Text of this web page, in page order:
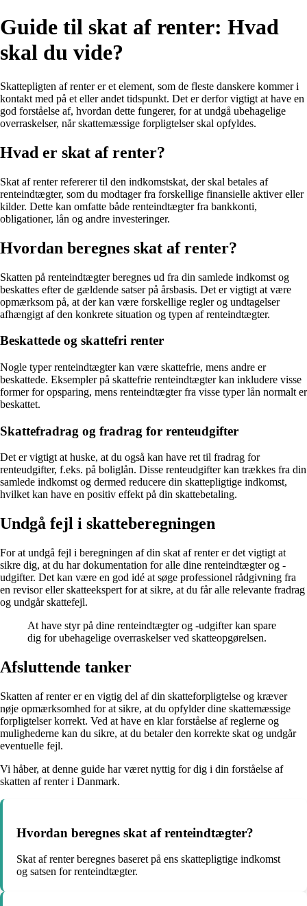
Guide til skat af renter: Hvad
skal du vide?
Skattepligten af renter er et element, som de fleste danskere kommer i
kontakt med på et eller andet tidspunkt. Det er derfor vigtigt at have en
god forståelse af, hvordan dette fungerer, for at undgå ubehagelige
overraskelser, når skattemæssige forpligtelser skal opfyldes.
Hvad er skat af renter?
Skat af renter refererer til den indkomstskat, der skal betales af
renteindtægter, som du modtager fra forskellige finansielle aktiver eller
kilder. Dette kan omfatte både renteindtægter fra bankkonti,
obligationer, lån og andre investeringer.
Hvordan beregnes skat af renter?
Skatten på renteindtægter beregnes ud fra din samlede indkomst og
beskattes efter de gældende satser på årsbasis. Det er vigtigt at være
opmærksom på, at der kan være forskellige regler og undtagelser
afhængigt af den konkrete situation og typen af renteindtægter.
Beskattede og skattefri renter
Nogle typer renteindtægter kan være skattefrie, mens andre er
beskattede. Eksempler på skattefrie renteindtægter kan inkludere visse
former for opsparing, mens renteindtægter fra visse typer lån normalt er
beskattet.
Skattefradrag og fradrag for renteudgifter
Det er vigtigt at huske, at du også kan have ret til fradrag for
renteudgifter, f.eks. på boliglån. Disse renteudgifter kan trækkes fra din
samlede indkomst og dermed reducere din skattepligtige indkomst,
hvilket kan have en positiv effekt på din skattebetaling.
Undgå fejl i skatteberegningen
For at undgå fejl i beregningen af din skat af renter er det vigtigt at
sikre dig, at du har dokumentation for alle dine renteindtægter og -
udgifter. Det kan være en god idé at søge professionel rådgivning fra
en revisor eller skatteekspert for at sikre, at du får alle relevante fradrag
og undgår skattefejl.
At have styr på dine renteindtægter og -udgifter kan spare
dig for ubehagelige overraskelser ved skatteopgørelsen.
Afsluttende tanker
Skatten af renter er en vigtig del af din skatteforpligtelse og kræver
nøje opmærksomhed for at sikre, at du opfylder dine skattemæssige
forpligtelser korrekt. Ved at have en klar forståelse af reglerne og
mulighederne kan du sikre, at du betaler den korrekte skat og undgår
eventuelle fejl.
Vi håber, at denne guide har været nyttig for dig i din forståelse af
skatten af ​​renter i Danmark.
Hvordan beregnes skat af renteindtægter?
Skat af renter beregnes baseret på ens skattepligtige indkomst
og satsen for renteindtægter.